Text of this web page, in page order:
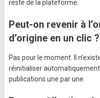
reste de la plateforme.
Peut-on revenir à
d’origine en un clic ?
Pas pour le moment. Il
réinitialiser
publications une par une.